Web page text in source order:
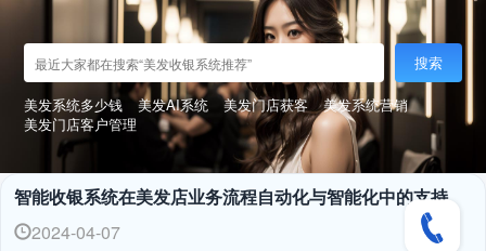
搜索
美发系统多少钱 美发AI系统 美发门店获客
美发系统营销
美发门店客户管理
智能收银系统在美发店业务流程自动化与智能化中的支持
2024-04-07